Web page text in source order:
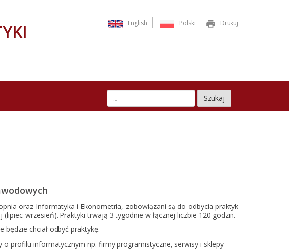
English Polski Drukuj
Szukaj
oraz Informatyka i Ekonometria, zobowiązani są do odbycia praktyk
wrzesień). Praktyki trwają 3 tygodnie w łącznej liczbie 120 godzin.
będzie chciał odbyć praktykę.
profilu informatycznym np. firmy programistyczne, serwisy i sklepy